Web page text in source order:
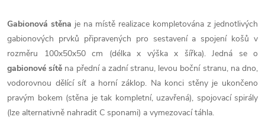
Gabionová stěna je na místě realizace kompletována z jednotlivých
gabionových prvků připravených pro sestavení a spojení košů v
rozměru 100x50x50 cm (délka x výška x šířka). Jedná se o
gabionové sítě na přední a zadní stranu, levou boční stranu, na dno,
vodorovnou dělící síť a horní záklop. Na konci stěny je ukončeno
pravým bokem (stěna je tak kompletní, uzavřená), spojovací spirály
(lze alternativně nahradit C sponami) a vymezovací táhla.